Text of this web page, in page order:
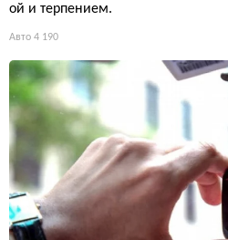
ой и терпением.
Авто 4 190